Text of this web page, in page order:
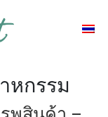
หกรรม